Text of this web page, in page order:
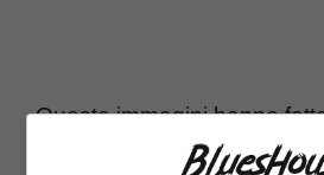
Queste immagini hanno
ed hanno invaso i tg